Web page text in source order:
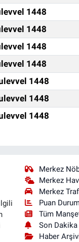
1448
1448
1448
1448
1448
1448
1448
Merkez
Merkez
Merkez
Puan
Tüm
Son
Haber